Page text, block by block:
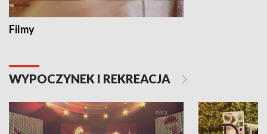
Filmy
WYPOCZYNEK I REKREACJA